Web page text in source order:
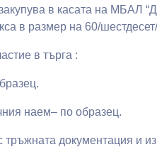
в касата на МБАЛ
в размер на 60/
в търга :
наем– по образец.
тръжната документация и